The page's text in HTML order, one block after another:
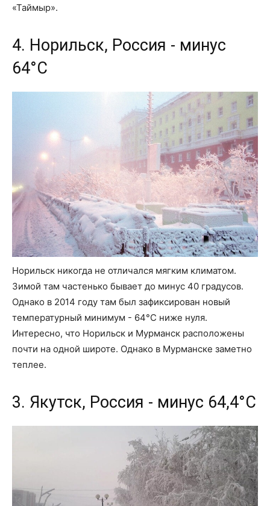
«Таймыр».
4. Норильск, Россия - минус
64°C
Норильск никогда не отличался мягким климатом.
Зимой там частенько бывает до минус 40 градусов.
Однако в 2014 году там был зафиксирован новый
температурный минимум - 64°C ниже нуля.
Интересно, что Норильск и Мурманск расположены
почти на одной широте. Однако в Мурманске заметно
теплее.
3. Якутск, Россия - минус 64,4°C